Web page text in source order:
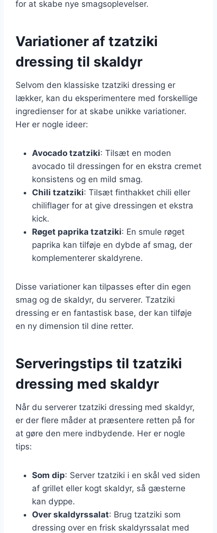
for at skabe nye smagsoplevelser.
Variationer af tzatziki
dressing til skaldyr
Selvom den klassiske tzatziki dressing er
lækker, kan du eksperimentere med forskellige
ingredienser for at skabe unikke variationer.
Her er nogle ideer:
Avocado tzatziki: Tilsæt en moden
avocado til dressingen for en ekstra cremet
konsistens og en mild smag.
Chili tzatziki: Tilsæt finthakket chili eller
chiliflager for at give dressingen et ekstra
kick.
Røget paprika tzatziki: En smule røget
paprika kan tilføje en dybde af smag, der
komplementerer skaldyrene.
Disse variationer kan tilpasses efter din egen
smag og de skaldyr, du serverer. Tzatziki
dressing er en fantastisk base, der kan tilføje
en ny dimension til dine retter.
Serveringstips til tzatziki
dressing med skaldyr
Når du serverer tzatziki dressing med skaldyr,
er der flere måder at præsentere retten på for
at gøre den mere indbydende. Her er nogle
tips:
Som dip: Server tzatziki i en skål ved siden
af grillet eller kogt skaldyr, så gæsterne
kan dyppe.
Over skaldyrssalat: Brug tzatziki som
dressing over en frisk skaldyrssalat med